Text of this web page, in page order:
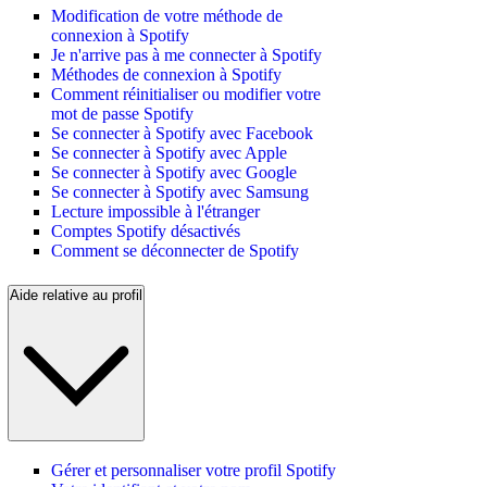
Modification de votre méthode de
connexion à Spotify
Je n'arrive pas à me connecter à Spotify
Méthodes de connexion à Spotify
Comment réinitialiser ou modifier votre
mot de passe Spotify
Se connecter à Spotify avec Facebook
Se connecter à Spotify avec Apple
Se connecter à Spotify avec Google
Se connecter à Spotify avec Samsung
Lecture impossible à l'étranger
Comptes Spotify désactivés
Comment se déconnecter de Spotify
Aide relative au profil
Gérer et personnaliser votre profil Spotify